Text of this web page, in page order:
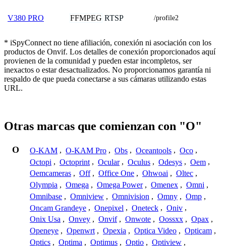
V380 PRO FFMPEG RTSP /profile2
* iSpyConnect no tiene afiliación, conexión ni asociación con los
productos de Onvif. Los detalles de conexión proporcionados aquí
provienen de la comunidad y pueden estar incompletos, ser
inexactos o estar desactualizados. No proporcionamos garantía ni
respaldo de que pueda conectarse a sus cámaras utilizando estas
URL.
Otras marcas que comienzan con "O"
O O-KAM , O-KAM Pro , Obs , Oceantools , Oco ,
Octopi , Octoprint , Ocular , Oculus , Odesys , Oem ,
Oemcameras , Off , Office One , Ohwoai , Oltec ,
Olympia , Omega , Omega Power , Omenex , Omni ,
Omnibase , Omniview , Omnivision , Omny , Omp ,
Oncam Grandeye , Onepixel , Oneteck , Oniv ,
Onix Usa , Onvey , Onvif , Onwote , Oossxx , Opax ,
Openeye , Openwrt , Opexia , Optica Video , Opticam ,
Optics , Optima , Optimus , Optio , Optiview ,